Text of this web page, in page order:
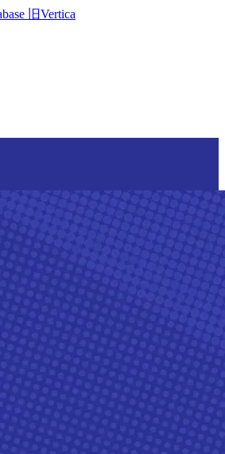
旧Vertica